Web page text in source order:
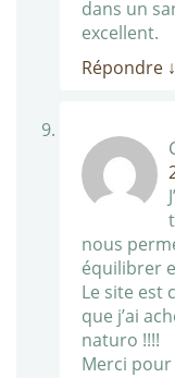
dans un
excellent.
Répondre ↓
nous
équilibrer
Le site est
que j’ai
naturo !!!!
Merci